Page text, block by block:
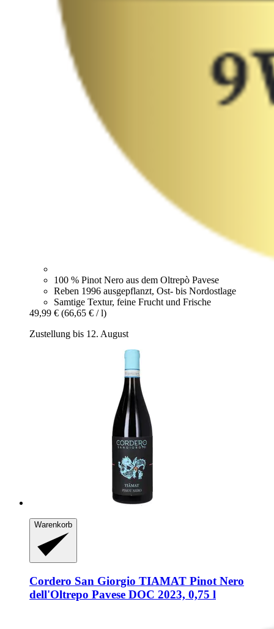
100 % Pinot Nero aus dem Oltrepò Pavese
Reben 1996 ausgepflanzt, Ost- bis Nordostlage
Samtige Textur, feine Frucht und Frische
49,99 € (66,65 € / l)
Zustellung bis 12. August
Warenkorb
Cordero San Giorgio TIAMAT Pinot Nero
dell'Oltrepo Pavese DOC 2023, 0,75 l